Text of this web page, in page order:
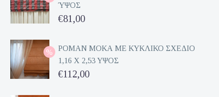
ΎΨΟΣ
Original
was:
€162,00.
€81,00
τρέχουσα
τιμή
είναι:
ΡΟΜΑΝ ΜΟΚΑ ΜΕ ΚΥΚΛΙΚΟ ΣΧΕΔΙΟ
1,16 Χ 2,53 ΥΨΟΣ
Original
€112,00